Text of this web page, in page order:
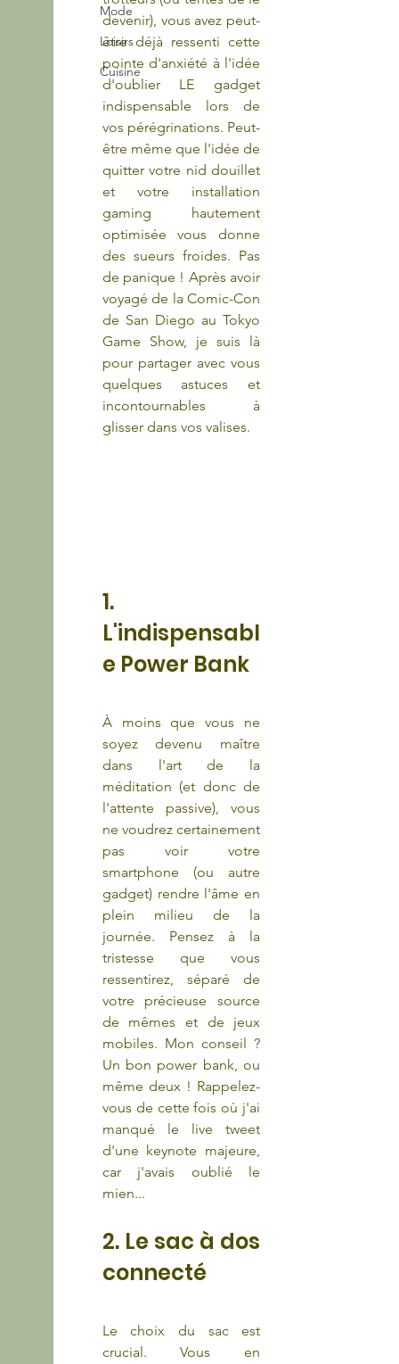
Mode
Loisirs
Cuisine
devenir), vous avez peut-
être déjà ressenti cette
pointe d'anxiété à l'idée
d'oublier LE gadget
indispensable lors de
vos pérégrinations. Peut-
être même que l'idée de
quitter votre nid douillet
et votre installation
gaming hautement
optimisée vous donne
des sueurs froides. Pas
de panique ! Après avoir
voyagé de la Comic-Con
de San Diego au Tokyo
Game Show, je suis là
pour partager avec vous
quelques astuces et
incontournables à
glisser dans vos valises.
1.
L'indispensabl
e Power Bank
À moins que vous ne
soyez devenu maître
dans l'art de la
méditation (et donc de
l'attente passive), vous
ne voudrez certainement
pas voir votre
smartphone (ou autre
gadget) rendre l'âme en
plein milieu de la
journée. Pensez à la
tristesse que vous
ressentirez, séparé de
votre précieuse source
de mêmes et de jeux
mobiles. Mon conseil ?
Un bon power bank, ou
même deux ! Rappelez-
vous de cette fois où j'ai
manqué le live tweet
d'une keynote majeure,
car j'avais oublié le
mien...
2. Le sac à dos
connecté
Le choix du sac est
crucial. Vous en